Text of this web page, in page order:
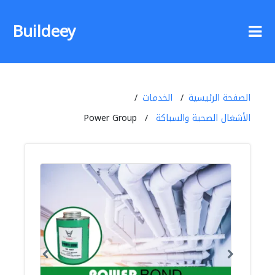
Buildeey
الصفحة الرئيسية
الخدمات
الأشغال الصحية والسباكة
Power Group